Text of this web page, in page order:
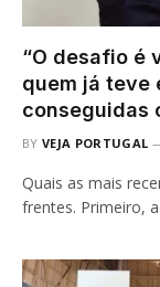
“O desafio é
quem já teve
conseguidas
BY VEJA PORTUGAL
Quais as mais
frentes. Primeiro,